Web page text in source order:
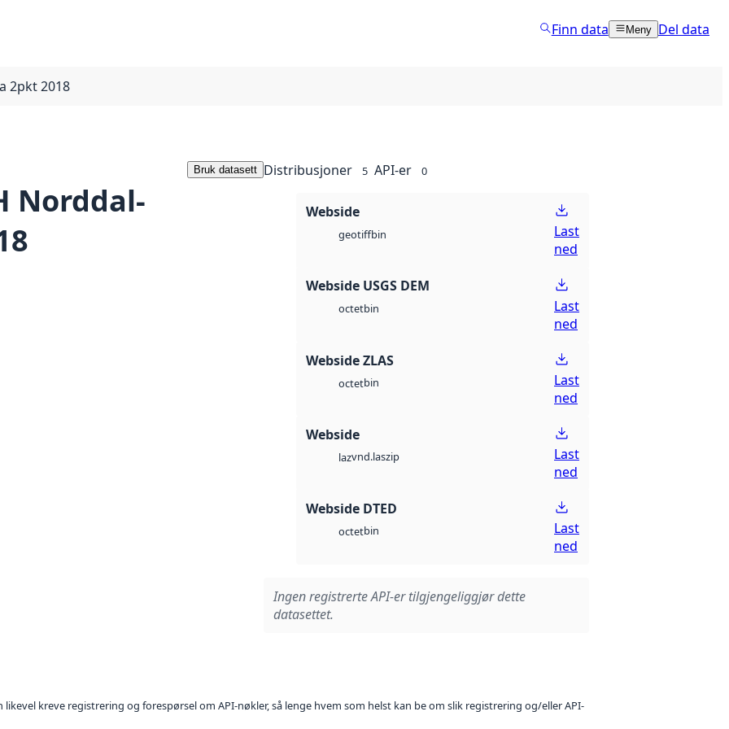
Finn data Meny Del data
2pkt 2018
Norddal-
Bruk datasett Distribusjoner 5 API-er 0
Webside
geotiffbin
Last
ned
Webside USGS DEM
octetbin
Last
ned
Webside ZLAS
octetbin
Last
ned
Webside
lazvnd.laszip
Last
ned
Webside DTED
octetbin
Last
ned
Ingen registrerte API-er tilgjengeliggjør dette
datasettet.
kreve registrering og forespørsel om API-nøkler, så lenge hvem som helst kan be om slik registrering og/eller API-